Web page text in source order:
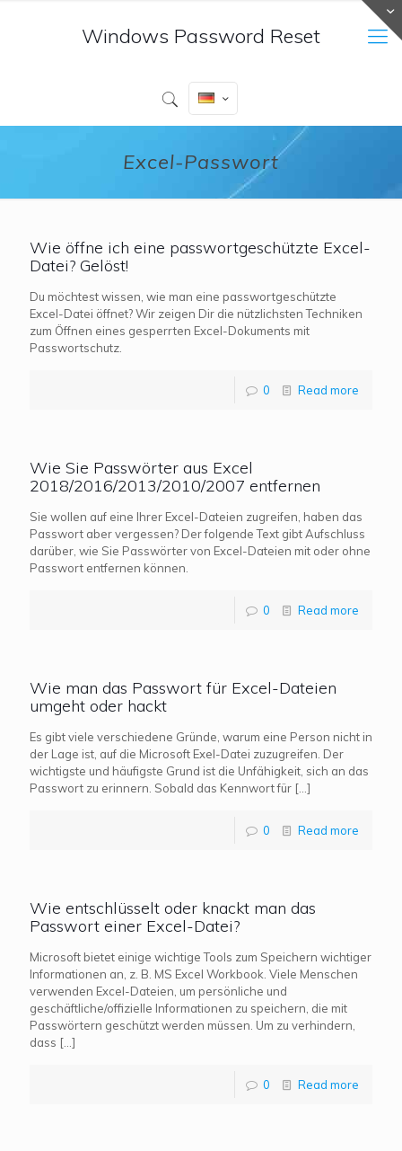
Windows Password Reset
Excel-Passwort
Wie öffne ich eine passwortgeschützte Excel-
Datei? Gelöst!
Du möchtest wissen, wie man eine passwortgeschützte
Excel-Datei öffnet? Wir zeigen Dir die nützlichsten Techniken
zum Öffnen eines gesperrten Excel-Dokuments mit
Passwortschutz.
0 Read more
Wie Sie Passwörter aus Excel
2018/2016/2013/2010/2007 entfernen
Sie wollen auf eine Ihrer Excel-Dateien zugreifen, haben das
Passwort aber vergessen? Der folgende Text gibt Aufschluss
darüber, wie Sie Passwörter von Excel-Dateien mit oder ohne
Passwort entfernen können.
0 Read more
Wie man das Passwort für Excel-Dateien
umgeht oder hackt
Es gibt viele verschiedene Gründe, warum eine Person nicht in
der Lage ist, auf die Microsoft Exel-Datei zuzugreifen. Der
wichtigste und häufigste Grund ist die Unfähigkeit, sich an das
Passwort zu erinnern. Sobald das Kennwort für […]
0 Read more
Wie entschlüsselt oder knackt man das
Passwort einer Excel-Datei?
Microsoft bietet einige wichtige Tools zum Speichern wichtiger
Informationen an, z. B. MS Excel Workbook. Viele Menschen
verwenden Excel-Dateien, um persönliche und
geschäftliche/offizielle Informationen zu speichern, die mit
Passwörtern geschützt werden müssen. Um zu verhindern,
dass […]
0 Read more